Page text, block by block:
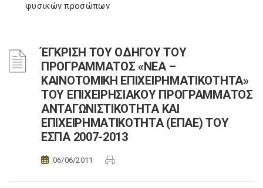
φυσικών προσώπων
ΈΓΚΡΙΣΗ ΤΟΥ ΟΔΗΓΟΥ ΤΟΥ
ΠΡΟΓΡΑΜΜΑΤΟΣ «ΝΕΑ –
ΚΑΙΝΟΤΟΜΙΚΗ ΕΠΙΧΕΙΡΗΜΑΤΙΚΟΤΗΤΑ»
ΤΟΥ ΕΠΙΧΕΙΡΗΣΙΑΚΟΥ ΠΡΟΓΡΑΜΜΑΤΟΣ
ΑΝΤΑΓΩΝΙΣΤΙΚΟΤΗΤΑ ΚΑΙ
ΕΠΙΧΕΙΡΗΜΑΤΙΚΟΤΗΤΑ (ΕΠΑΕ) ΤΟΥ
ΕΣΠΑ 2007-2013
06/06/2011